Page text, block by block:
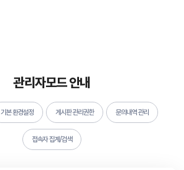
관리자모드 안내
기본 환경설정 게시판 관리권한 문의내역 관리
접속자 집계/검색